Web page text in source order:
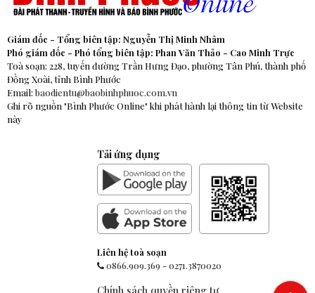
Giám đốc - Tổng biên tập: Nguyễn Thị Minh Nhâm
Phó giám đốc - Phó tổng biên tập: Phan Văn Thảo - Cao Minh Trực
Toà soạn: 228, tuyến đường Trần Hưng Đạo, phường Tân Phú, thành phố
Đồng Xoài, tỉnh Bình Phước
Email: baodientu@baobinhphuoc.com.vn
Ghi rõ nguồn "Bình Phước Online" khi phát hành lại thông tin từ Website
này
Tải ứng dụng
Liên hệ toà soạn
0866.909.369-0271.3870020